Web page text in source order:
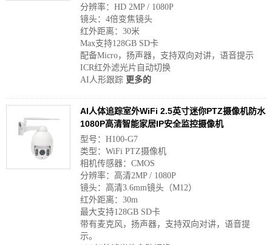
分辨率：HD 2MP / 1080P
镜头：4倍变焦镜头
红外距离：30米
Max支持128GB SD卡
配备Micro，扬声器，支持双向对讲，语音提示
ICR红外滤光片自动切换
AI人形跟踪 更多的
AI人体追踪室外WiFi 2.5英寸迷你PTZ摄像机防水
1080P高清智能家居IP安全监控摄像机
型号：H100-G7
类型：WiFi PTZ摄像机
相机传感器：CMOS
分辨率：高清2MP / 1080P
镜头：高清3.6mm镜头（M12）
红外距离：30m
最大支持128GB SD卡
带有麦克风，扬声器，支持双向对讲，语音提
示。